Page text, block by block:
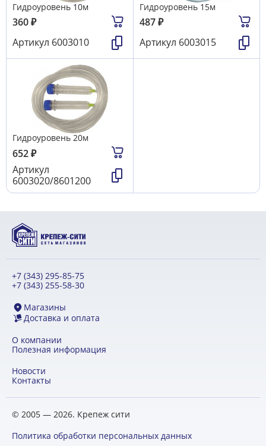
Гидроуровень 10м
360₽
Артикул 6003010
Гидроуровень 15м
487₽
Артикул 6003015
Гидроуровень 20м
652₽
Артикул
6003020/8601200
+7 (343) 295-85-75
+7 (343) 255-58-30
Магазины
Доставка и оплата
О компании
Полезная информация
Новости
Контакты
© 2005 — 2026. Крепеж сити
Политика обработки персональных данных